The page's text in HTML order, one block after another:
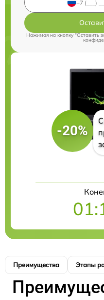
Нажимая на кнопку "Оставить
-20%
Преимущества Этапы